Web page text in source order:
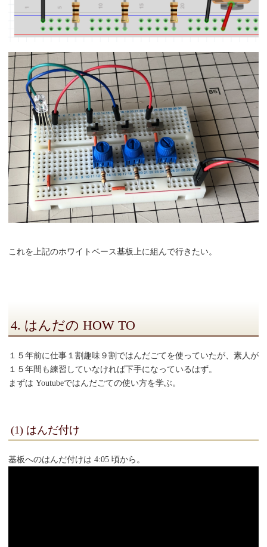
これを上記のホワイトベース基板上に組んで行きたい。
4. はんだの HOW TO
１５年前に仕事１割趣味９割ではんだごてを使っていたが、素人が
１５年間も練習していなければ下手になっているはず。
まずは Youtubeではんだごての使い方を学ぶ。
(1) はんだ付け
基板へのはんだ付けは 4:05 頃から。